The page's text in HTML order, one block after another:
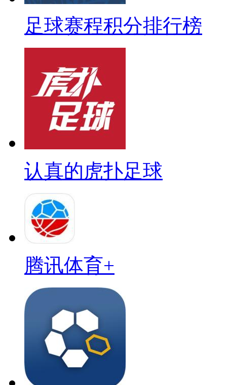
足球赛程积分排行榜
认真的虎扑足球
腾讯体育+